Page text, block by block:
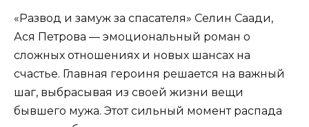
«Развод и замуж за спасателя» Селин Саади,
Ася Петрова — эмоциональный роман о
сложных отношениях и новых шансах на
счастье. Главная героиня решается на важный
шаг, выбрасывая из своей жизни вещи
бывшего мужа. Этот сильный момент распада